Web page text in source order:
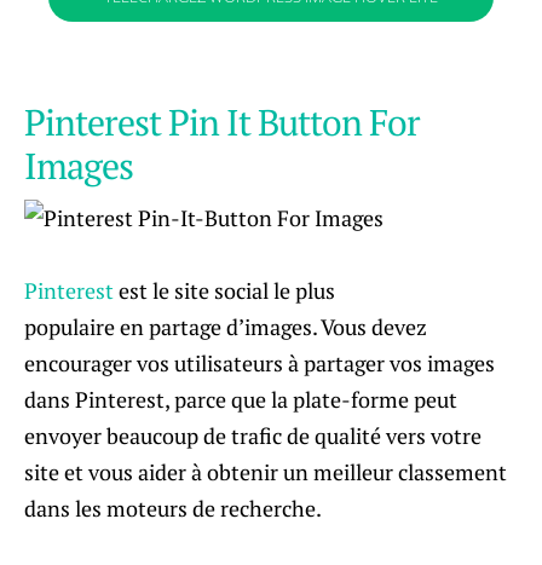
Pinterest Pin It Button For
Images
Pinterestest le site social le plus
populaire en partage d’images. Vous devez
encourager vos utilisateurs à partager vos images
dans Pinterest, parce que la plate-forme peut
envoyer beaucoup de trafic de qualité vers votre
site et vous aider à obtenir un meilleur classement
dans les moteurs de recherche.